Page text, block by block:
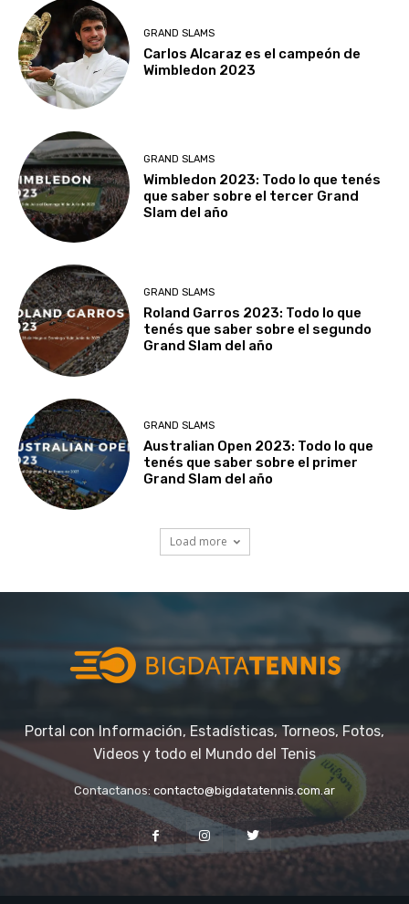
Portal con Información, Estadísticas, Torneos, Fotos,
Videos y todo el Mundo del Tenis
Contactanos: contacto@bigdatatennis.com.ar